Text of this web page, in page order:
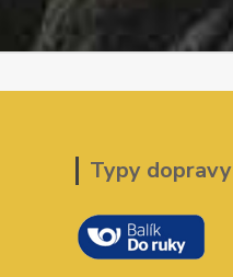
Typy dopravy